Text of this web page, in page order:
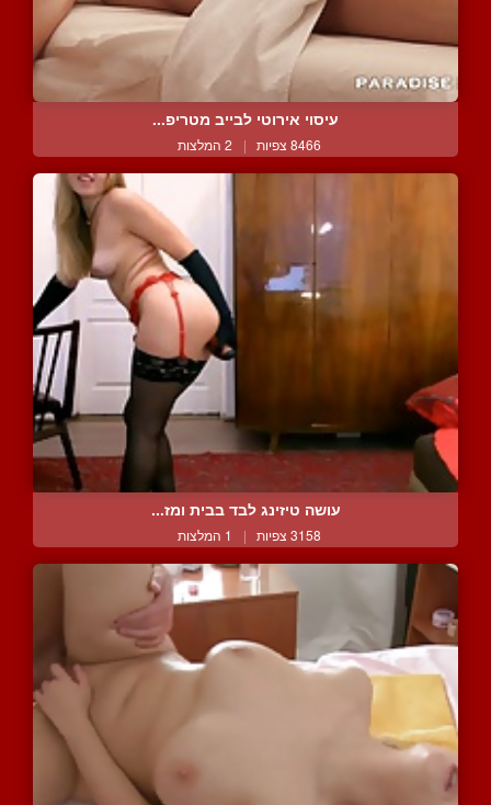
עיסוי אירוטי לבייב מטריפ...
8466 צפיות | 2 המלצות
עושה טיזינג לבד בבית ומז...
3158 צפיות | 1 המלצות